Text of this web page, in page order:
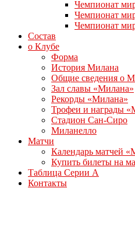
Чемпионат
Чемпионат
Чемпионат
Состав
о Клубе
Форма
История Милана
Общие сведения о
Зал славы «Милана»
Рекорды «Милана»
Трофеи и награды
Стадион Сан-Сиро
Миланелло
Матчи
Календарь матчей
Купить билеты на
Таблица Серии А
Контакты